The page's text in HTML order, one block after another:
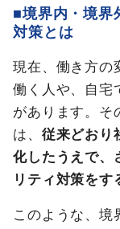
■境界内・境界
対策とは
現在、働き方の
働く人や、自宅
があります。そ
は、 従来どおり
化したうえで、
リティ対策をす
このような、境